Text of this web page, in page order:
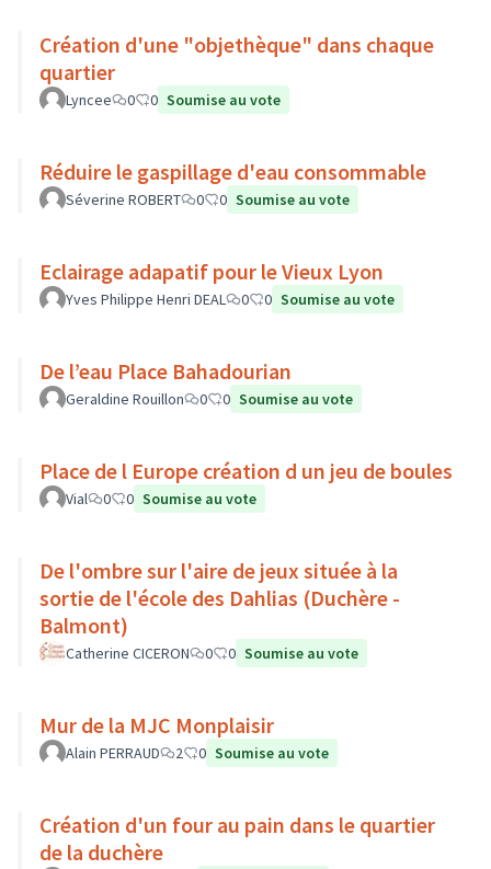
Création d'une "objethèque" dans chaque
quartier
Lyncee 0 0 Soumise au vote
Réduire le gaspillage d'eau consommable
Séverine ROBERT 0 0 Soumise au vote
Eclairage adapatif pour le Vieux Lyon
Yves Philippe Henri DEAL 0 0 Soumise au vote
De l’eau Place Bahadourian
Geraldine Rouillon 0 0 Soumise au vote
Place de l Europe création d un jeu de boules
Vial 0 0 Soumise au vote
De l'ombre sur l'aire de jeux située à la
sortie de l'école des Dahlias (Duchère -
Balmont)
Catherine CICERON 0 0 Soumise au vote
Mur de la MJC Monplaisir
Alain PERRAUD 2 0 Soumise au vote
Création d'un four au pain dans le quartier
de la duchère